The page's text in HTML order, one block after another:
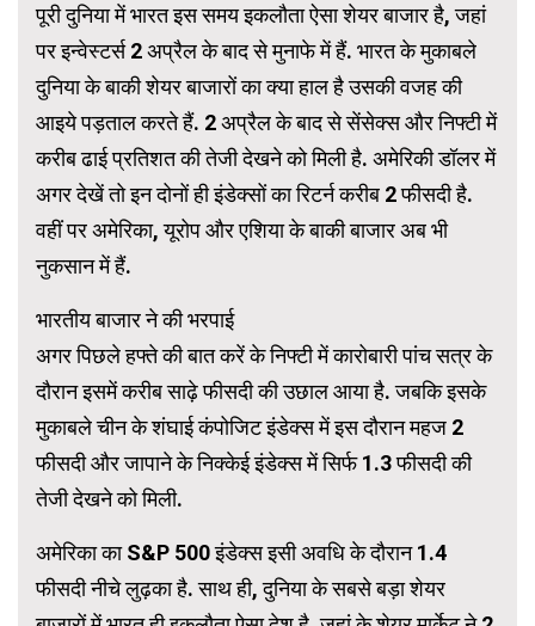
पूरी दुनिया में भारत इस समय इकलौता ऐसा शेयर बाजार है, जहां
पर इन्वेस्टर्स 2 अप्रैल के बाद से मुनाफे में हैं. भारत के मुकाबले
दुनिया के बाकी शेयर बाजारों का क्या हाल है उसकी वजह की
आइये पड़ताल करते हैं. 2 अप्रैल के बाद से सेंसेक्स और निफ्टी में
करीब ढाई प्रतिशत की तेजी देखने को मिली है. अमेरिकी डॉलर में
अगर देखें तो इन दोनों ही इंडेक्सों का रिटर्न करीब 2 फीसदी है.
वहीं पर अमेरिका, यूरोप और एशिया के बाकी बाजार अब भी
नुकसान में हैं.
भारतीय बाजार ने की भरपाई
अगर पिछले हफ्ते की बात करें के निफ्टी में कारोबारी पांच सत्र के
दौरान इसमें करीब साढ़े फीसदी की उछाल आया है. जबकि इसके
मुकाबले चीन के शंघाई कंपोजिट इंडेक्स में इस दौरान महज 2
फीसदी और जापाने के निक्केई इंडेक्स में सिर्फ 1.3 फीसदी की
तेजी देखने को मिली.
अमेरिका का S&P 500 इंडेक्स इसी अवधि के दौरान 1.4
फीसदी नीचे लुढ़का है. साथ ही, दुनिया के सबसे बड़ा शेयर